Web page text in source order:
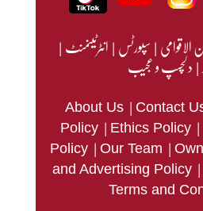
الاقوامی|سپورٹس|انٹرٹینمنٹ|
|دلچسپ و عجیب
About Us | Contact
Policy | Ethics Policy |
Policy | Our Team |
and Advertising Policy |
Terms and